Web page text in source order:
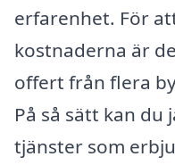
erfarenhet. För
kostnaderna är
offert från flera
På så sätt kan du
tjänster som